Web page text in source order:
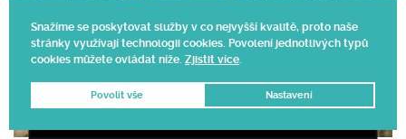
Snažíme se poskytovat služby v co nejvyšší kvalitě, proto naše
stránky využívají technologii cookies. Povolení jednotlivých typů
cookies můžete ovládat níže. Zjistit více.
Povolit vše Nastavení